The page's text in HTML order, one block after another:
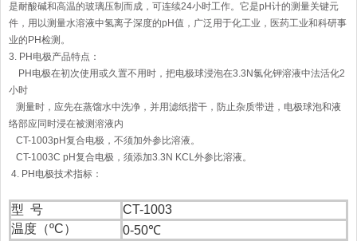
是耐酸碱和高温的玻璃压制而成，可连续24小时工作。它是pH计的测量关键元
件，用以测量水溶液中氢离子深度的pH值，广泛用于化工业，医药工业和科研事
业的PH检测。
3. PH电极产品特点：
PH电极在初次使用或久置不用时，把电极球浸泡在3.3N氯化钾溶液中法活化2
小时
测量时，应先在蒸馏水中洗净，并用滤纸揩干，防止杂质带进，电极球泡和液
络部应同时浸在被测溶液内
CT-1003pH复合电极，不须加外参比溶液。
CT-1003C pH复合电极，须添加3.3N KCL外参比溶液。
4. PH电极技术指标：
型 号
CT-1003
温度（ºC）
0-50℃